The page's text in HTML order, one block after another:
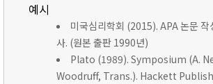
예시
미국심리학회 (2015). APA 논문 작
사. (원본 출판 1990년)
Plato (1989). Symposium (A.
Woodruff, Trans.). Hackett